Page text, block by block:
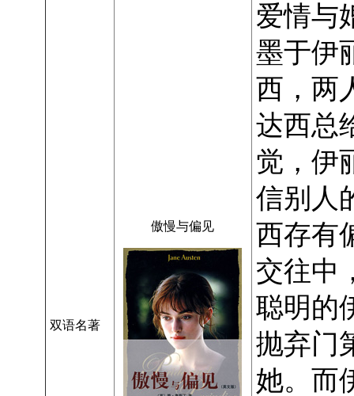
双语名著
傲慢与偏见
爱情与
墨于伊
西，两
达西总
觉，伊
信别人
西存有
交往中
聪明的
抛弃门
她。而